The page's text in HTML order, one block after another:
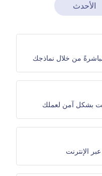
الأحدث
بشكل آمن لعملك
الإنترنت